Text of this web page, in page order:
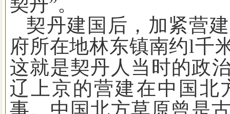
契丹”。
契丹建国后，加紧营
府所在地林东镇南约l千
这就是契丹人当时的政
辽上京的营建在中国北
事。中国北方草原曾是